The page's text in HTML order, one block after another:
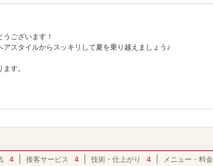
ございます！
アスタイルからスッキリして夏を乗り越えましょう♪
す。
4 接客サービス 4 技術・仕上がり 4 メニュー・料金